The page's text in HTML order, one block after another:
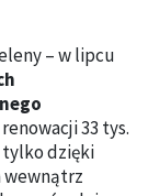
– w lipcu
33 tys.
tylko dzięki
wewnątrz